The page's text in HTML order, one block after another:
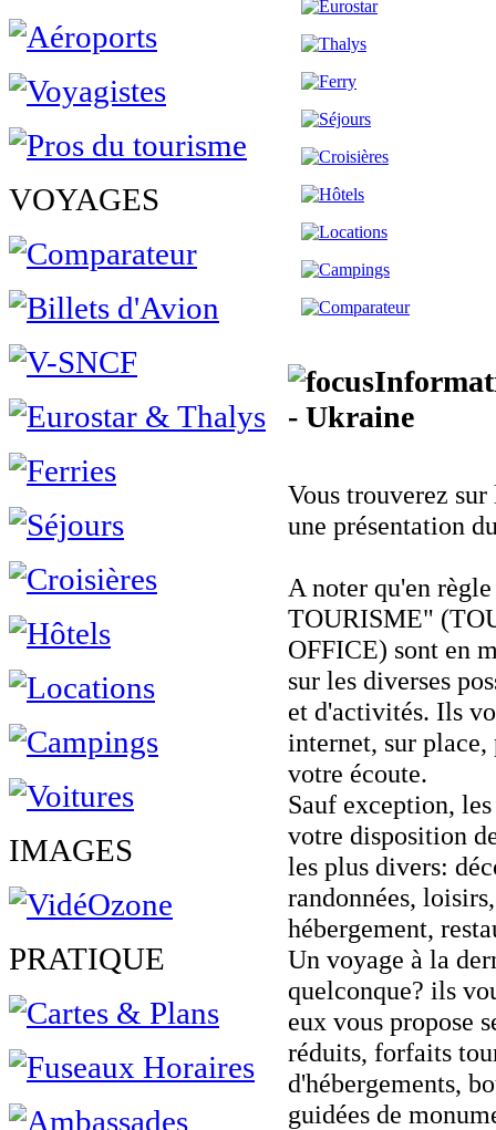
VOYAGES
IMAGES
PRATIQUE
- Ukraine
Vous trouverez
une présentation
A noter qu'en
TOURISME"
OFFICE) sont en
sur les diverses
et d'activités. Ils
internet, sur place,
votre écoute.
Sauf exception,
votre disposition
les plus divers:
randonnées,
hébergement,
Un voyage à la
quelconque? ils
eux vous propose
réduits, forfaits
d'hébergements,
guidées de